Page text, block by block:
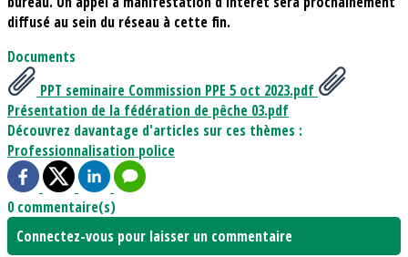
diffusé au sein du réseau à cette fin.
Documents
PPT seminaire Commission PPE 5 oct 2023.pdf
Présentation de la fédération de pêche 03.pdf
Découvrez davantage d'articles sur ces thèmes :
Professionnalisation police
0 commentaire(s)
Connectez-vous pour laisser un commentaire